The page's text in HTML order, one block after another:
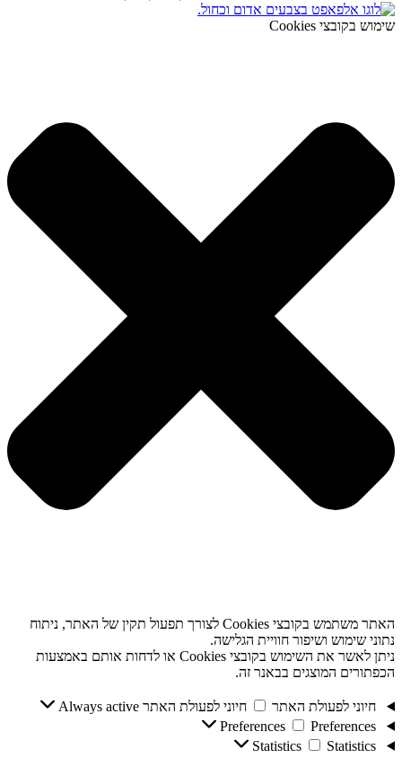
שימוש בקובצי Cookies
האתר משתמש בקובצי Cookies לצורך תפעול תקין של האתר, ניתוח
נתוני שימוש ושיפור חוויית הגלישה.
ניתן לאשר את השימוש בקובצי Cookies או לדחות אותם באמצעות
הכפתורים המוצגים בבאנר זה.
חיוני לפעולת האתר חיוני לפעולת האתר Always active
Preferences
Preferences
Statistics
Statistics